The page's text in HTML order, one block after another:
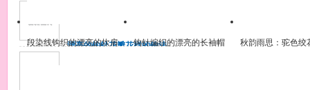
（3.2mm
漂亮的钩针花瓣花样的钩法
段染线钩织的漂亮的坎肩
钩针编织的漂亮的长袖帽
秋韵雨思：驼色绞